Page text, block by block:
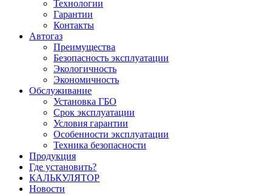
Технологии
Гарантии
Контакты
Автогаз
Преимущества
Безопасность эксплуатации
Экологичность
Экономичность
Обслуживание
Установка ГБО
Срок эксплуатации
Условия гарантии
Особенности эксплуатации
Техника безопасности
Продукция
Где установить?
КАЛЬКУЛЯТОР
Новости